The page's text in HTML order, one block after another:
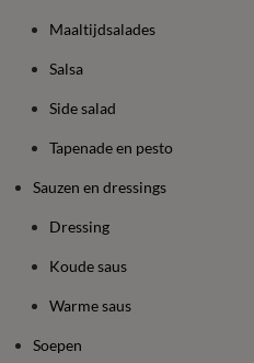
Maaltijdsalades
Salsa
Side salad
Tapenade en pesto
Sauzen en dressings
Dressing
Koude saus
Warme saus
Soepen